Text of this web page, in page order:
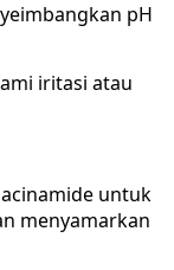
pH
iritasi atau
untuk
menyamarkan